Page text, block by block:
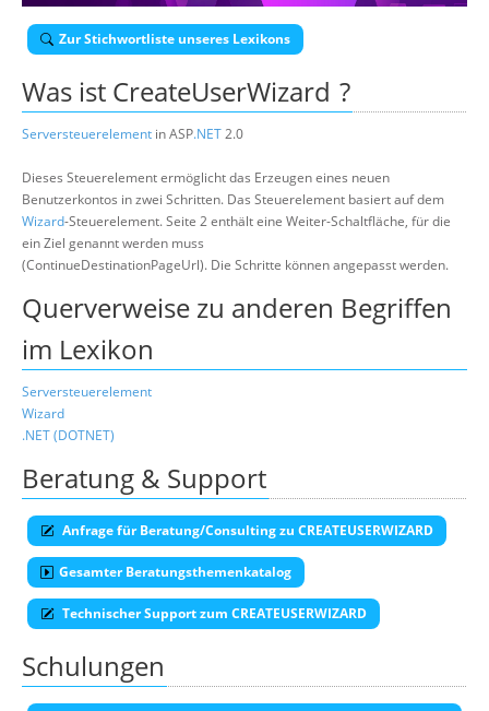
Über uns
Zur Stichwortliste unseres Lexikons
Was ist CreateUserWizard ?
Serversteuerelement in ASP.NET2.0
Dieses Steuerelement ermöglicht das Erzeugen eines neuen
Benutzerkontos in zwei Schritten. Das Steuerelement basiert auf dem
Wizard-Steuerelement. Seite 2 enthält eine Weiter-Schaltfläche, für die
ein Ziel genannt werden muss
(ContinueDestinationPageUrl). Die Schritte können angepasst werden.
Querverweise zu anderen Begriffen
im Lexikon
Serversteuerelement
Wizard
.NET (DOTNET)
Beratung & Support
Anfrage für Beratung/Consulting zu CREATEUSERWIZARD
Gesamter Beratungsthemenkatalog
Technischer Support zum CREATEUSERWIZARD
Schulungen